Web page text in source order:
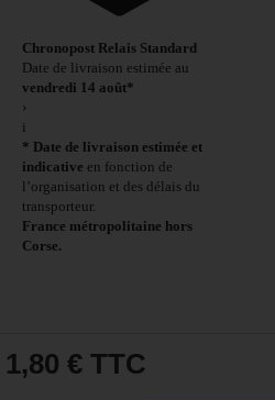
Chronopost Relais Standard
Date de livraison estimée au
vendredi 14 août*
›
i
* Date de livraison estimée et
indicative en fonction de
l’organisation et des délais du
transporteur.
France métropolitaine hors
Corse.
1,80 € TTC